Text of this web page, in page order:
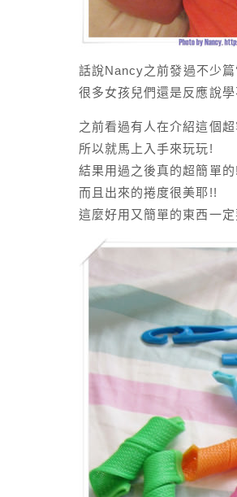
話說Nancy之前發過不少
很多女孩兒們還是反應說
之前看過有人在介紹這個
所以就馬上入手來玩玩!
結果用過之後真的超簡單
而且出來的捲度很美耶!!
這麼好用又簡單的東西一